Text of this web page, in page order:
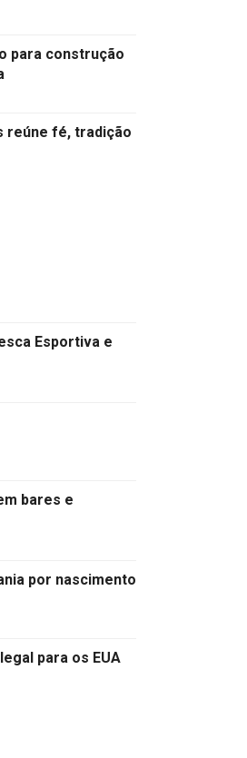
para construção
reúne fé, tradição
Esportiva e
bares e
por nascimento
para os EUA